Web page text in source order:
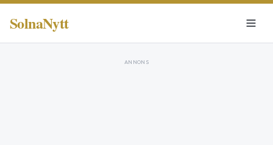
SolnaNytt
ANNONS